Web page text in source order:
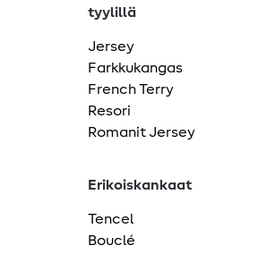
tyylillä
Jersey
Farkkukangas
French Terry
Resori
Romanit Jersey
Erikoiskankaat
Tencel
Bouclé